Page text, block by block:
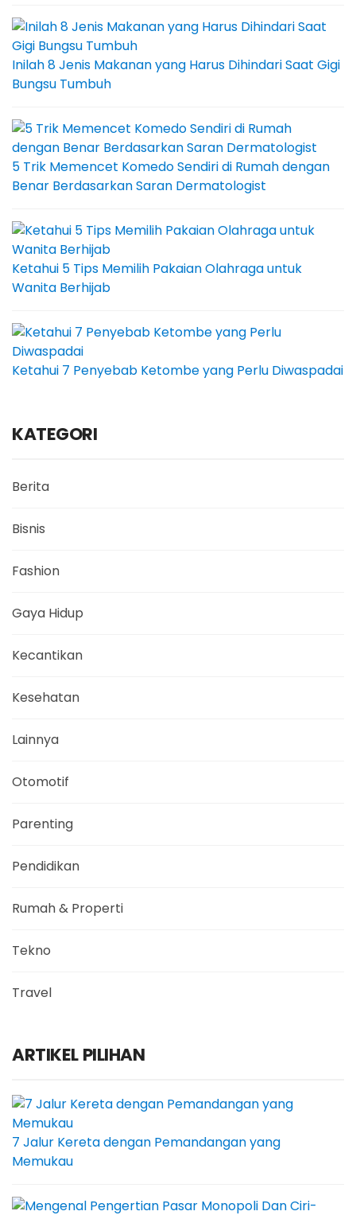
Inilah 8 Jenis Makanan yang Harus Dihindari Saat Gigi
Bungsu Tumbuh
5 Trik Memencet Komedo Sendiri di Rumah dengan
Benar Berdasarkan Saran Dermatologist
Ketahui 5 Tips Memilih Pakaian Olahraga untuk
Wanita Berhijab
Ketahui 7 Penyebab Ketombe yang Perlu Diwaspadai
KATEGORI
Berita
Bisnis
Fashion
Gaya Hidup
Kecantikan
Kesehatan
Lainnya
Otomotif
Parenting
Pendidikan
Rumah & Properti
Tekno
Travel
ARTIKEL PILIHAN
7 Jalur Kereta dengan Pemandangan yang
Memukau